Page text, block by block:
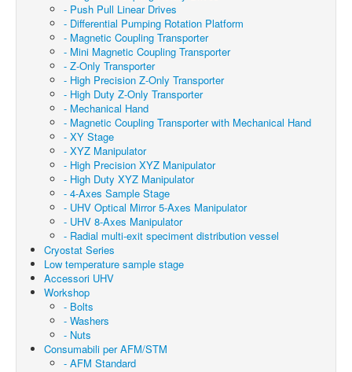
- Push Pull Linear Drives
- Differential Pumping Rotation Platform
- Magnetic Coupling Transporter
- Mini Magnetic Coupling Transporter
- Z-Only Transporter
- High Precision Z-Only Transporter
- High Duty Z-Only Transporter
- Mechanical Hand
- Magnetic Coupling Transporter with Mechanical Hand
- XY Stage
- XYZ Manipulator
- High Precision XYZ Manipulator
- High Duty XYZ Manipulator
- 4-Axes Sample Stage
- UHV Optical Mirror 5-Axes Manipulator
- UHV 8-Axes Manipulator
- Radial multi-exit speciment distribution vessel
Cryostat Series
Low temperature sample stage
Accessori UHV
Workshop
- Bolts
- Washers
- Nuts
Consumabili per AFM/STM
- AFM Standard